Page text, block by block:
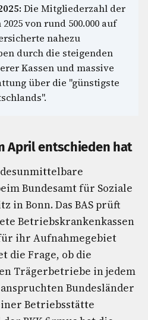
Die Mitgliederzahl der
von rund 500.000 auf
nahezu
durch die steigenden
Kassen und massive
über die "günstigste
April entschieden hat
Bundesamt für Soziale
in Bonn. Das BAS prüft
Betriebskrankenkassen
ihr Aufnahmegebiet
die Frage, ob die
Trägerbetriebe in jedem
Bundesländer
Betriebsstätte